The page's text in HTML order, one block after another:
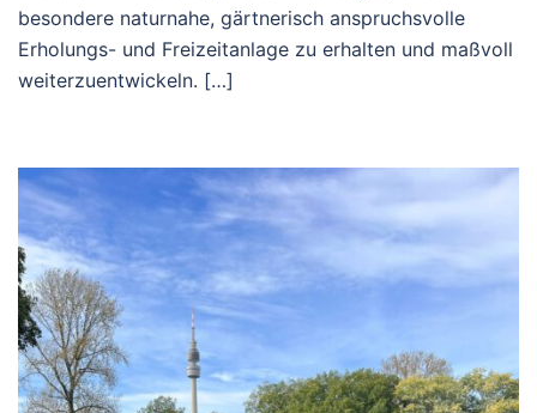
besondere naturnahe, gärtnerisch anspruchsvolle
Erholungs- und Freizeitanlage zu erhalten und maßvoll
weiterzuentwickeln. […]